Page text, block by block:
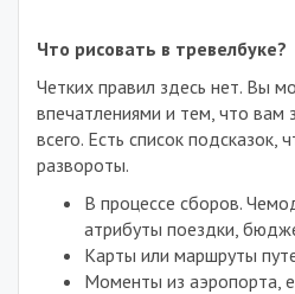
Что рисовать в тревелбуке?
Четких правил здесь нет. Вы
впечатлениями и тем, что вам
всего. Есть список
развороты.
В процессе сборов.
атрибуты поездки,
Карты или маршруты
Моменты из аэропорта,